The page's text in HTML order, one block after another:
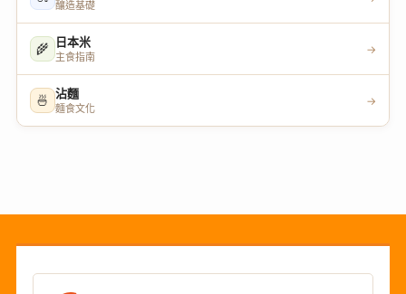
釀造基礎
🌾 日本米
主食指南
→
🍜 沾麵
麵食文化
→